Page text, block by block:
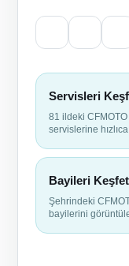
Servisleri
81 ildeki CFMOTO
servislerine
Bayileri
Şehrindeki
bayilerini